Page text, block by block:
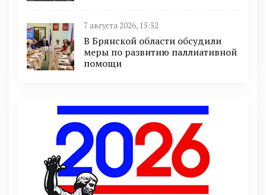
7 августа 2026, 15:52
В Брянской области обсудили
меры по развитию паллиативной
помощи